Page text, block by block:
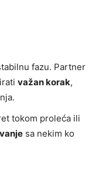
fazu. Partner
važan korak,
tokom proleća ili
sa nekim ko